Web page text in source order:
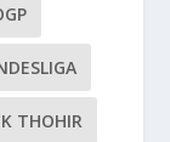
THOHIR